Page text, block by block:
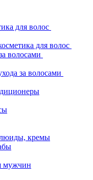
для волос
для волос
волосами
за волосами
кремы
мужчин